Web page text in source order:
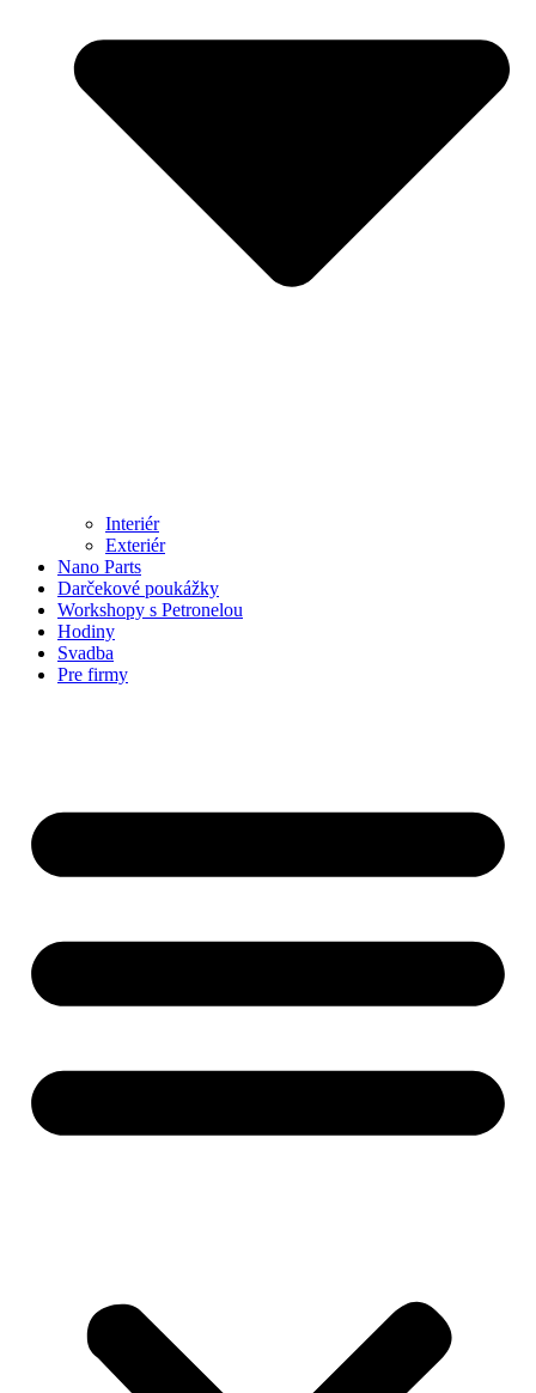
Interiér
Exteriér
Nano Parts
Darčekové poukážky
Workshopy s Petronelou
Hodiny
Svadba
Pre firmy